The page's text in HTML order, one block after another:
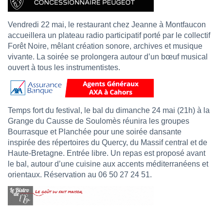
Vendredi 22 mai, le restaurant chez Jeanne à Montfaucon
accueillera un plateau radio participatif porté par le collectif
Forêt Noire, mêlant création sonore, archives et musique
vivante. La soirée se prolongera autour d’un bœuf musical
ouvert à tous les instrumentistes.
Temps fort du festival, le bal du dimanche 24 mai (21h) à la
Grange du Causse de Soulomès réunira les groupes
Bourrasque et Planchée pour une soirée dansante
inspirée des répertoires du Quercy, du Massif central et de
Haute-Bretagne. Entrée libre. Un repas est proposé avant
le bal, autour d’une cuisine aux accents méditerranéens et
orientaux. Réservation au 06 50 27 24 51.